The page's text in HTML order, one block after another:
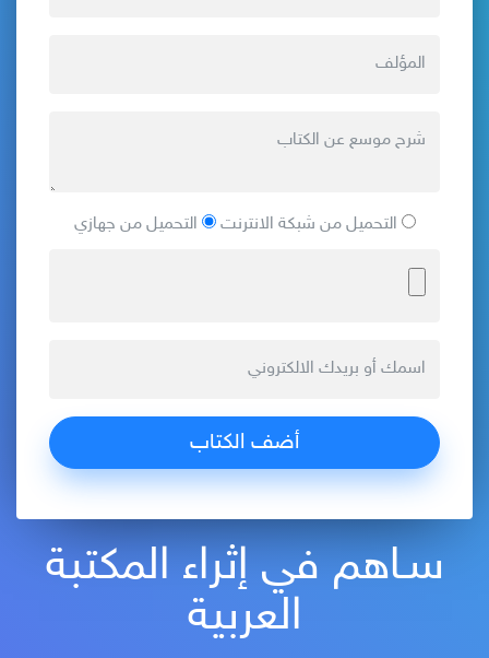
التحميل من شبكة الانترنت التحميل من جهازي
سـاهم في إثراء المكتبة
العربية